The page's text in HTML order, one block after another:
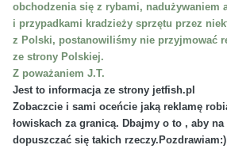
obchodzenia się z rybami, nadużywaniem
i przypadkami kradzieży sprzętu przez
z Polski, postanowiliśmy nie przyjmować
ze strony Polskiej.
Z poważaniem J.T.
Jest to informacja ze strony jetfish.pl
Zobaczcie i sami oceńcie jaką reklamę
łowiskach za granicą. Dbajmy o to , aby
dopuszczać się takich rzeczy.Pozdrawiam:)